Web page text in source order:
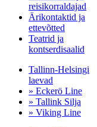
reisikorraldajad
Ärikontaktid ja
ettevõtted
Teatrid ja
kontserdisaalid
Tallinn-Helsingi
laevad
» Eckerö Line
» Tallink Silja
» Viking Line